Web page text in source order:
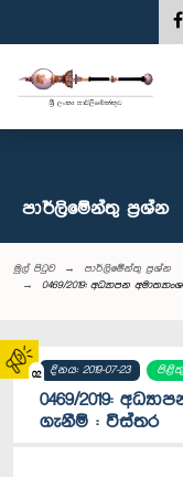
02
පාර්ලි‌මේන්තු‌ ප්‍රශ්න
මුල් පිටුව
පාර්ලි‌මේන්තු‌ ප්‍රශ්න
0469/2019: අධ්‍යාපන
දිනය: 2019-07-23
0469/2019:
ගැනීම් : විස්තර